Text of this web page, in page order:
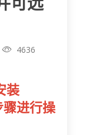
可远
4636
装
进行操